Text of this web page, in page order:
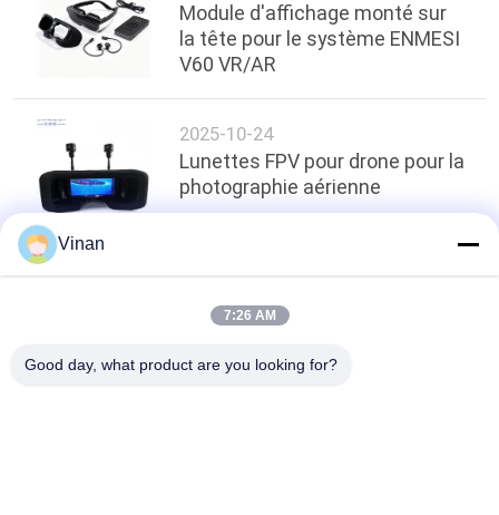
Module d'affichage monté sur
la tête pour le système ENMESI
V60 VR/AR
2025-10-24
Lunettes FPV pour drone pour la
photographie aérienne
top
Vinan
7:26 AM
Good day, what product are you looking for?